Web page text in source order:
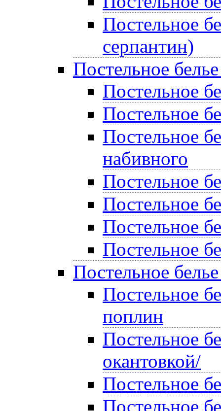
Постельное
серпантин)
Постельное
Постельное
Постельное
Постельное
набивного
Постельное
Постельное
Постельное
Постельное
Постельное
Постельное
поплин
Постельное
окантовкой/
Постельное
Постельное